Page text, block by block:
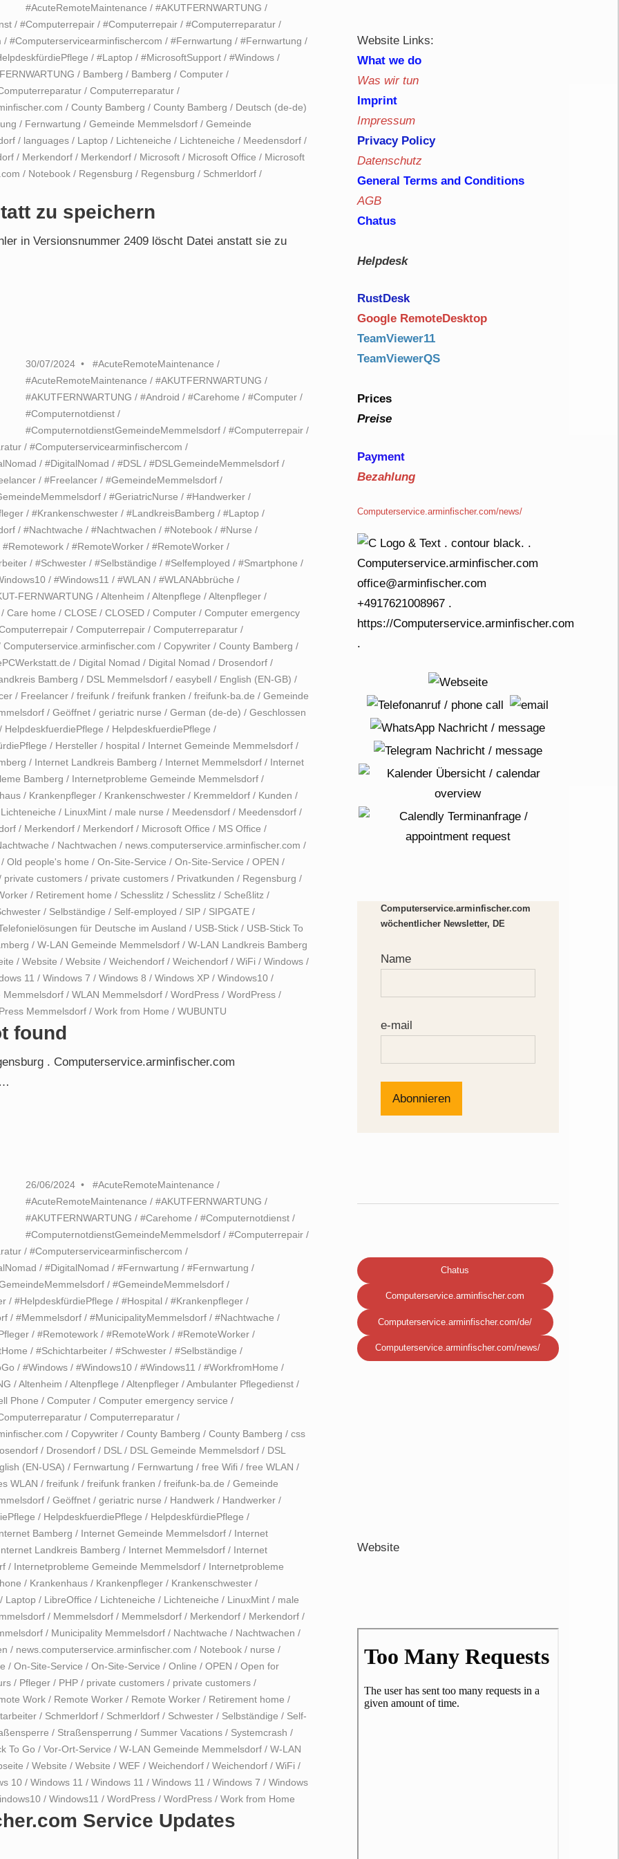
#AcuteRemoteMaintenance /#AKUTFERNWARTUNG /
/ #Computerrepair / #Computerrepair / #Computerreparatur /
/ #Computerservicearminfischercom / #Fernwartung / #Fernwartung /
/ #Laptop / #MicrosoftSupport / #Windows /
/ Bamberg / Bamberg / Computer /
/ Computerreparatur /
/ County Bamberg / County Bamberg / Deutsch (de-de)
/ Fernwartung / Gemeinde Memmelsdorf / Gemeinde
/ languages / Laptop / Lichteneiche / Lichteneiche / Meedensdorf /
/ Merkendorf / Merkendorf / Microsoft / Microsoft Office / Microsoft
/ Notebook / Regensburg / Regensburg / Schmerldorf /
zu speichern
in Versionsnummer 2409 löscht Datei anstatt sie zu
30/07/2024 #AcuteRemoteMaintenance /
#AcuteRemoteMaintenance /#AKUTFERNWARTUNG /
#AKUTFERNWARTUNG /#Android /#Carehome /#Computer /
#Computernotdienst /
#ComputernotdienstGemeindeMemmelsdorf /#Computerrepair /
/ #Computerservicearminfischercom /
/ #DigitalNomad / #DSL / #DSLGemeindeMemmelsdorf /
/ #Freelancer / #GemeindeMemmelsdorf /
/ #GeriatricNurse / #Handwerker /
/ #Krankenschwester / #LandkreisBamberg / #Laptop /
/ #Nachtwache / #Nachtwachen / #Notebook / #Nurse /
#Remotework / #RemoteWorker / #RemoteWorker /
/ #Schwester / #Selbständige / #Selfemployed / #Smartphone /
/ #Windows11 / #WLAN / #WLANAbbrüche /
FERNWARTUNG /Altenheim /Altenpflege /Altenpfleger /
Care home / CLOSE / CLOSED / Computer / Computer emergency
/ Computerrepair / Computerreparatur /
Computerservice.arminfischer.com / Copywriter / County Bamberg /
/ Digital Nomad / Digital Nomad / Drosendorf /
Bamberg / DSL Memmelsdorf / easybell / English (EN-GB) /
/ Freelancer / freifunk / freifunk franken / freifunk-ba.de / Gemeinde
/ Geöffnet / geriatric nurse / German (de-de) / Geschlossen
HelpdeskfuerdiePflege / HelpdeskfuerdiePflege /
/ Hersteller / hospital / Internet Gemeinde Memmelsdorf /
/ Internet Landkreis Bamberg / Internet Memmelsdorf / Internet
Bamberg / Internetprobleme Gemeinde Memmelsdorf /
/ Krankenpfleger / Krankenschwester / Kremmeldorf / Kunden /
Lichteneiche / LinuxMint / male nurse / Meedensdorf / Meedensdorf /
/ Merkendorf / Merkendorf / Microsoft Office / MS Office /
/ Nachtwachen / news.computerservice.arminfischer.com /
Old people's home / On-Site-Service / On-Site-Service / OPEN /
private customers / private customers / Privatkunden / Regensburg /
/ Retirement home / Schesslitz / Schesslitz / Scheßlitz /
/ Selbständige / Self-employed / SIP / SIPGATE /
für Deutsche im Ausland / USB-Stick / USB-Stick To
/ W-LAN Gemeinde Memmelsdorf / W-LAN Landkreis Bamberg
/ Website / Website / Weichendorf / Weichendorf / WiFi / Windows /
11 / Windows 7 / Windows 8 / Windows XP / Windows10 /
Memmelsdorf / WLAN Memmelsdorf / WordPress / WordPress /
Memmelsdorf / Work from Home / WUBUNTU
found
. Computerservice.arminfischer.com
26/06/2024 #AcuteRemoteMaintenance /
#AcuteRemoteMaintenance /#AKUTFERNWARTUNG /
#AKUTFERNWARTUNG /#Carehome /#Computernotdienst /
#ComputernotdienstGemeindeMemmelsdorf /#Computerrepair /
/ #Computerservicearminfischercom /
/ #DigitalNomad / #Fernwartung / #Fernwartung /
/ #GemeindeMemmelsdorf /
/ #HelpdeskfürdiePflege / #Hospital / #Krankenpfleger /
/ #Memmelsdorf / #MunicipalityMemmelsdorf / #Nachtwache /
/ #Remotework / #RemoteWork / #RemoteWorker /
/ #Schichtarbeiter / #Schwester / #Selbständige /
/ #Windows / #Windows10 / #Windows11 / #WorkfromHome /
/Altenheim /Altenpflege /Altenpfleger /Ambulanter Pflegedienst /
Phone / Computer / Computer emergency service /
/ Computerreparatur /
/ Copywriter / County Bamberg / County Bamberg / css
/ Drosendorf / DSL / DSL Gemeinde Memmelsdorf / DSL
(EN-USA) / Fernwartung / Fernwartung / free Wifi / free WLAN /
WLAN / freifunk / freifunk franken / freifunk-ba.de / Gemeinde
/ Geöffnet / geriatric nurse / Handwerk / Handwerker /
/ HelpdeskfuerdiePflege / HelpdeskfürdiePflege /
Bamberg / Internet Gemeinde Memmelsdorf / Internet
Landkreis Bamberg / Internet Memmelsdorf / Internet
/ Internetprobleme Gemeinde Memmelsdorf / Internetprobleme
/ Krankenhaus / Krankenpfleger / Krankenschwester /
Laptop / LibreOffice / Lichteneiche / Lichteneiche / LinuxMint / male
/ Memmelsdorf / Memmelsdorf / Merkendorf / Merkendorf /
/ Municipality Memmelsdorf / Nachtwache / Nachtwachen /
/ news.computerservice.arminfischer.com / Notebook / nurse /
/ On-Site-Service / On-Site-Service / Online / OPEN / Open for
/ Pfleger / PHP / private customers / private customers /
Work / Remote Worker / Remote Worker / Retirement home /
/ Schmerldorf / Schmerldorf / Schwester / Selbständige / Self-
/ Straßensperrung / Summer Vacations / Systemcrash /
To Go / Vor-Ort-Service / W-LAN Gemeinde Memmelsdorf / W-LAN
/ Website / Website / WEF / Weichendorf / Weichendorf / WiFi /
10 / Windows 11 / Windows 11 / Windows 11 / Windows 7 / Windows
/ Windows11 / WordPress / WordPress / Work from Home
Service Updates
Website Links:
What we do
Was wir tun
Imprint
Impressum
Privacy Policy
Datenschutz
General Terms and Conditions
AGB
Chatus
Helpdesk
RustDesk
Google RemoteDesktop
TeamViewer11
TeamViewerQS
Prices
Preise
Payment
Bezahlung
Computerservice.arminfischer.com/news/
Computerservice.arminfischer.com
wöchentlicher Newsletter, DE
Name
e-mail
Chatus
Computerservice.arminfischer.com
Computerservice.arminfischer.com/de/
Computerservice.arminfischer.com/news/
Website